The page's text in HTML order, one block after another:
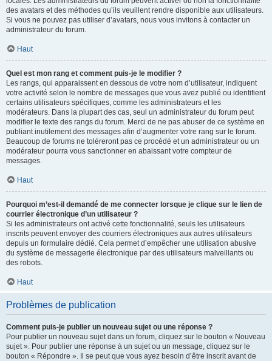
des avatars et des méthodes qu’ils veuillent rendre disponible aux utilisateurs.
Si vous ne pouvez pas utiliser d’avatars, nous vous invitons à contacter un
administrateur du forum.
Haut
Quel est mon rang et comment puis-je le modifier ?
Les rangs, qui apparaissent en dessous de votre nom d’utilisateur, indiquent
votre activité selon le nombre de messages que vous avez publié ou identifient
certains utilisateurs spécifiques, comme les administrateurs et les
modérateurs. Dans la plupart des cas, seul un administrateur du forum peut
modifier le texte des rangs du forum. Merci de ne pas abuser de ce système en
publiant inutilement des messages afin d’augmenter votre rang sur le forum.
Beaucoup de forums ne toléreront pas ce procédé et un administrateur ou un
modérateur pourra vous sanctionner en abaissant votre compteur de
messages.
Haut
Pourquoi m’est-il demandé de me connecter lorsque je clique sur le lien de
courrier électronique d’un utilisateur ?
Si les administrateurs ont activé cette fonctionnalité, seuls les utilisateurs
inscrits peuvent envoyer des courriers électroniques aux autres utilisateurs
depuis un formulaire dédié. Cela permet d’empêcher une utilisation abusive
du système de messagerie électronique par des utilisateurs malveillants ou
des robots.
Haut
Problèmes de publication
Comment puis-je publier un nouveau sujet ou une réponse ?
Pour publier un nouveau sujet dans un forum, cliquez sur le bouton « Nouveau
sujet ». Pour publier une réponse à un sujet ou un message, cliquez sur le
bouton « Répondre ». Il se peut que vous ayez besoin d’être inscrit avant de